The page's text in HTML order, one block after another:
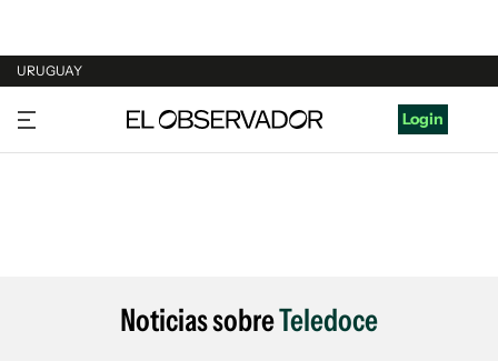
URUGUAY
URUGUAY
ARGENTINA
Login
Noticias sobreTeledoce